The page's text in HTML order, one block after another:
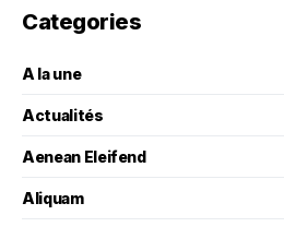
Categories
A la une
Actualités
Aenean Eleifend
Aliquam